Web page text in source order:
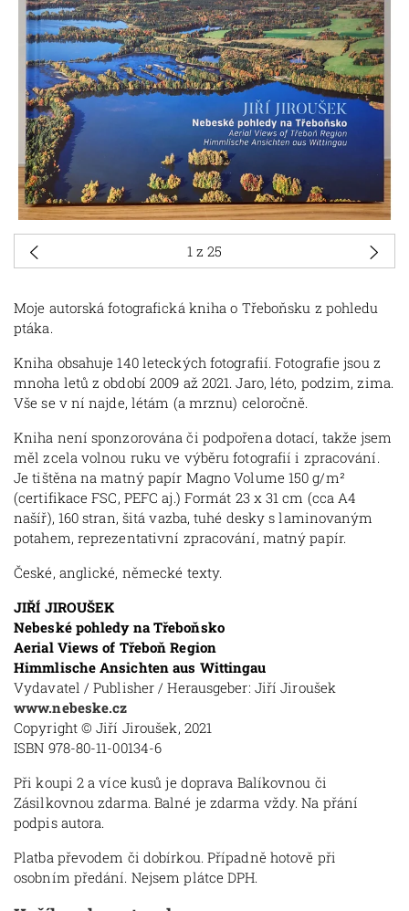
1z 25
Moje autorská fotografická kniha o Třeboňsku z pohledu
ptáka.
Kniha obsahuje 140 leteckých fotografií. Fotografie jsou z
mnoha letů z období 2009 až 2021. Jaro, léto, podzim, zima.
Vše se v ní najde, létám (a mrznu) celoročně.
Kniha není sponzorována či podpořena dotací, takže jsem
měl zcela volnou ruku ve výběru fotografií i zpracování.
Je tištěna na matný papír Magno Volume 150 g/m²
(certifikace FSC, PEFC aj.) Formát 23 x 31 cm (cca A4
našíř), 160 stran, šitá vazba, tuhé desky s laminovaným
potahem, reprezentativní zpracování, matný papír.
České, anglické, německé texty.
JIŘÍ JIROUŠEK
Nebeské pohledy na Třeboňsko
Aerial Views of Třeboň Region
Himmlische Ansichten aus Wittingau
Vydavatel / Publisher / Herausgeber: Jiří Jiroušek
www.nebeske.cz
Copyright © Jiří Jiroušek, 2021
ISBN 978-80-11-00134-6
Při koupi 2 a více kusů je doprava Balíkovnou či
Zásilkovnou zdarma. Balné je zdarma vždy. Na přání
podpis autora.
Platba převodem či dobírkou. Případně hotově při
osobním předání. Nejsem plátce DPH.